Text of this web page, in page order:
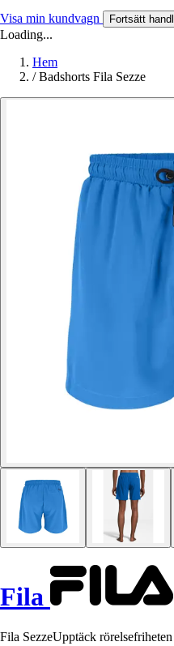
Visa min kundvagn Fortsätt
Loading...
Hem
/ Badshorts Fila Sezze
Fila
Fila SezzeUpptäck